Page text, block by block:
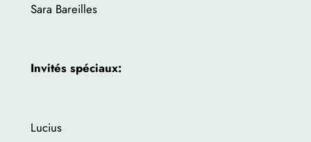
Sara Bareilles
Invités spéciaux:
Lucius